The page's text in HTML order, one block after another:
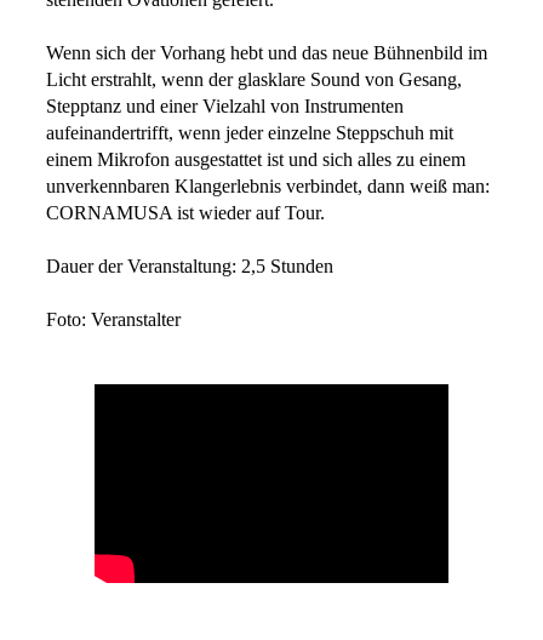
Wenn sich der Vorhang hebt und das neue Bühnenbild im
Licht erstrahlt, wenn der glasklare Sound von Gesang,
Stepptanz und einer Vielzahl von Instrumenten
aufeinandertrifft, wenn jeder einzelne Steppschuh mit
einem Mikrofon ausgestattet ist und sich alles zu einem
unverkennbaren Klangerlebnis verbindet, dann weiß man:
CORNAMUSA ist wieder auf Tour.
Dauer der Veranstaltung: 2,5 Stunden
Foto: Veranstalter